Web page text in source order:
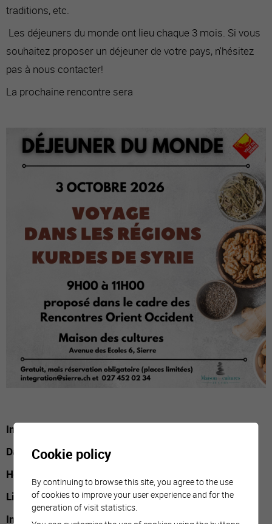
traditions, etc.
Les déjeuners du monde ont lieu chaque 3 mois. Si vous
souhaitez proposer un déjeuner de votre pays, n'hésitez
pas à nous contacter!
La prochaine rencontre sera
Informations pratiques
Date :samedi 3 octobre
Horaires :
Lieu :Maison des cultures, Avenue des Ecoles 6, Sierre
Inscription :
auprès du Service intégration
Cookie policy
By continuing to browse this site, you agree to the use
of cookies to improve your user experience and for the
generation of visit statistics.